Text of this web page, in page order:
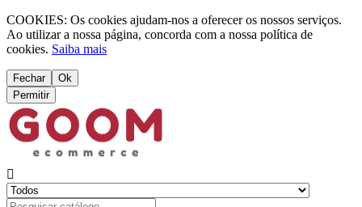
COOKIES: Os cookies ajudam-nos a oferecer os nossos serviços.
Ao utilizar a nossa página, concorda com a nossa política de
cookies. Saiba mais
Fechar
Ok
Permitir
